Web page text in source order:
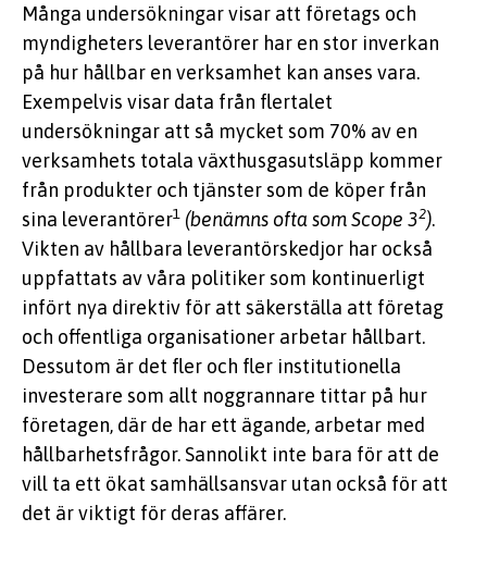
Många undersökningar visar att företags och
myndigheters leverantörer har en stor inverkan
på hur hållbar en verksamhet kan anses vara.
Exempelvis visar data från flertalet
undersökningar att så mycket som 70% av en
verksamhets totala växthusgasutsläpp kommer
från produkter och tjänster som de köper från
sina leverantörer1 (benämns ofta som Scope 32).
Vikten av hållbara leverantörskedjor har också
uppfattats av våra politiker som kontinuerligt
infört nya direktiv för att säkerställa att företag
och offentliga organisationer arbetar hållbart.
Dessutom är det fler och fler institutionella
investerare som allt noggrannare tittar på hur
företagen, där de har ett ägande, arbetar med
hållbarhetsfrågor. Sannolikt inte bara för att de
vill ta ett ökat samhällsansvar utan också för att
det är viktigt för deras affärer.